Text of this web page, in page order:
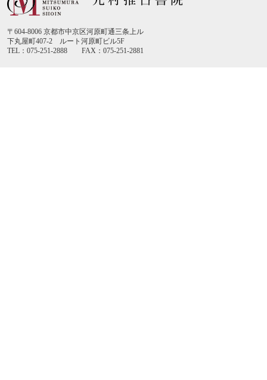
〒604-8006 京都市中京区河原町通三条上ル
下丸屋町407-2 ルート河原町ビル5F
TEL：075-251-2888 FAX：075-251-2881